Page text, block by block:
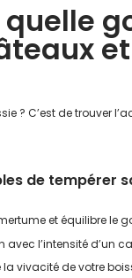
? C’est de trouver
de tempérer
et équilibre le
l’intensité d’un
vivacité de votre